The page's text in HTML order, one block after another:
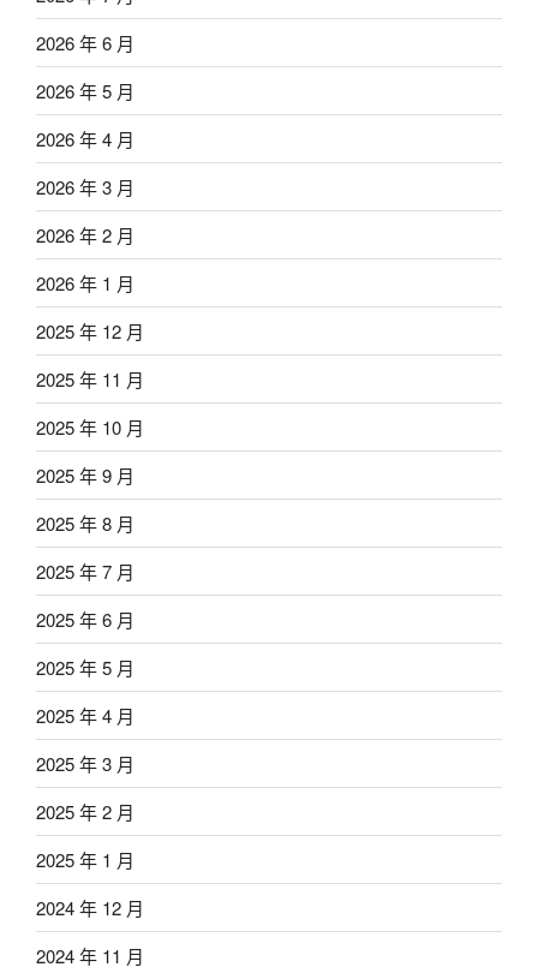
2026 年 6 月
2026 年 5 月
2026 年 4 月
2026 年 3 月
2026 年 2 月
2026 年 1 月
2025 年 12 月
2025 年 11 月
2025 年 10 月
2025 年 9 月
2025 年 8 月
2025 年 7 月
2025 年 6 月
2025 年 5 月
2025 年 4 月
2025 年 3 月
2025 年 2 月
2025 年 1 月
2024 年 12 月
2024 年 11 月